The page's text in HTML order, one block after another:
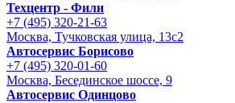
Техцентр - Фили
+7 (495) 320-21-63
Москва, Тучковская улица, 13с2
Автосервис Борисово
+7 (495) 320-01-60
Москва, Бесединское шоссе, 9
Автосервис Одинцово